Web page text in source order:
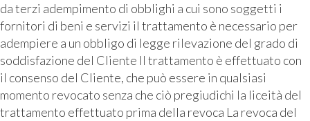
da terzi adempimento di obblighi a cui sono soggetti i
fornitori di beni e servizi il trattamento è necessario per
adempiere a un obbligo di legge rilevazione del grado di
soddisfazione del Cliente Il trattamento è effettuato con
il consenso del Cliente, che può essere in qualsiasi
momento revocato senza che ciò pregiudichi la liceità del
trattamento effettuato prima della revoca La revoca del